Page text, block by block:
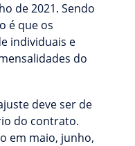
de 2021. Sendo
é que os
individuais e
do
deve ser de
do contrato.
em maio, junho,